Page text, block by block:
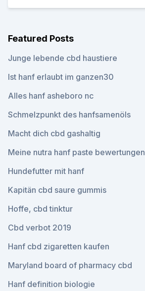
Featured Posts
Junge lebende cbd haustiere
Ist hanf erlaubt im ganzen30
Alles hanf asheboro nc
Schmelzpunkt des hanfsamenöls
Macht dich cbd gashaltig
Meine nutra hanf paste bewertungen
Hundefutter mit hanf
Kapitän cbd saure gummis
Hoffe, cbd tinktur
Cbd verbot 2019
Hanf cbd zigaretten kaufen
Maryland board of pharmacy cbd
Hanf definition biologie